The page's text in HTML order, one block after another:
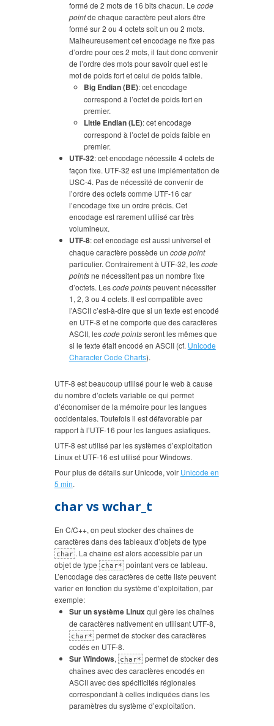
formé de 2 mots de 16 bits chacun. Le code
pointde chaque caractère peut alors être
formé sur 2 ou 4 octets soit un ou 2 mots.
Malheureusement cet encodage ne fixe pas
d’ordre pour ces 2 mots, il faut donc convenir
de l’ordre des mots pour savoir quel est le
mot de poids fort et celui de poids faible.
Big Endian (BE): cet encodage
correspond à l’octet de poids fort en
premier.
Little Endian (LE): cet encodage
correspond à l’octet de poids faible en
premier.
UTF-32: cet encodage nécessite 4 octets de
façon fixe. UTF-32 est une implémentation de
USC-4. Pas de nécessité de convenir de
l’ordre des octets comme UTF-16 car
l’encodage fixe un ordre précis. Cet
encodage est rarement utilisé car très
volumineux.
UTF-8: cet encodage est aussi universel et
chaque caractère possède un code point
particulier. Contrairement à UTF-32, lescode
pointsne nécessitent pas un nombre fixe
d’octets. Lescode pointspeuvent nécessiter
1, 2, 3 ou 4 octets. Il est compatible avec
l’ASCII c’est-à-dire que si un texte est encodé
en UTF-8 et ne comporte que des caractères
ASCII, lescode pointsseront les mêmes que
si le texte était encodé en ASCII (cf. Unicode
Character Code Charts).
UTF-8 est beaucoup utilisé pour le web à cause
du nombre d’octets variable ce qui permet
d’économiser de la mémoire pour les langues
occidentales. Toutefois il est défavorable par
rapport à l’UTF-16 pour les langues asiatiques.
UTF-8 est utilisé par les systèmes d’exploitation
Linux et UTF-16 est utilisé pour Windows.
Pour plus de détails sur Unicode, voir Unicode en
5 min.
char vs wchar_t
En C/C++, on peut stocker des chaînes de
caractères dans des tableaux d’objets de type
char . La chaîne est alors accessible par un
objet de type
char* pointant vers ce tableau.
L’encodage des caractères de cette liste peuvent
varier en fonction du système d’exploitation, par
exemple:
Sur un système Linuxqui gère les chaînes
de caractères nativement en utilisant UTF-8,
char* permet de stocker des caractères
codés en UTF-8.
Sur Windows, char* permet de stocker des
chaînes avec des caractères encodés en
ASCII avec des spécificités régionales
correspondant à celles indiquées dans les
paramètres du système d’exploitation.